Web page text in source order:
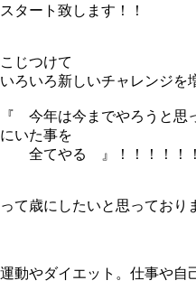
スタート致します！！
こじつけて
いろいろ新しいチャレンジを
『 今年は今までやろうと思
にいた事を
全てやる 』！！！！！
って歳にしたいと思っており
運動やダイエット。仕事や自